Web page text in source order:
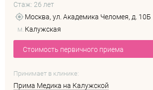
Стаж: 26 лет
Москва, ул. Академика Челомея, д. 10Б
м. Калужская
Стоимость первичного приема
Принимает в клинике:
Прима Медика на Калужской